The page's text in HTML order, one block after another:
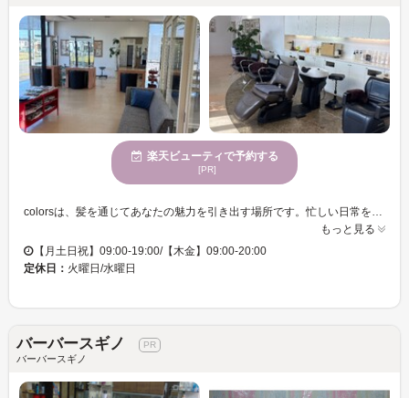
楽天ビューティで予約する
[PR]
colorsは、髪を通じてあなたの魅力を引き出す場所です。忙しい日常を忘れ、穏やかな雰囲気の空間でゆったりとした時間を過ごせます。カットのスペシャリストがあなたにぴったりのスタイルをお届けし、トレンドと個性を融合したカラーの提案でなりたい自分を実現します。エレガントな女性に人気のあるcolorsでは、オーガニックやノンジアミンなど多様なカラー剤を揃え、髪をいたわる施術を行います。お子様連れでも安心して訪れ、心身が休まる時間をお過ごしください。
もっと見る
【月土日祝】09:00-19:00/【木金】09:00-20:00
定休日： 火曜日/水曜日
バーバースギノ
バーバースギノ